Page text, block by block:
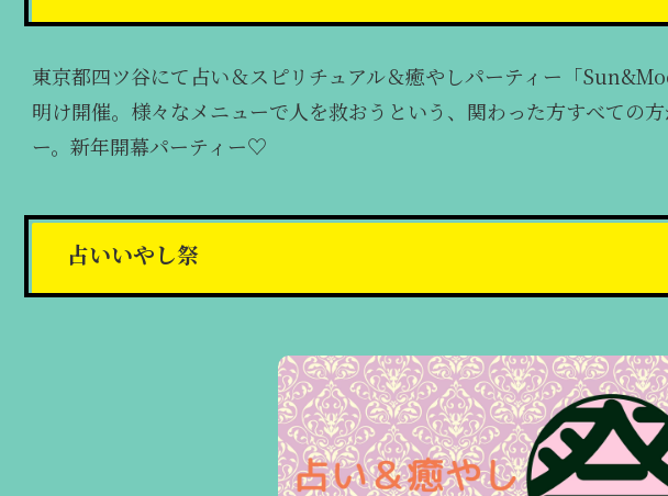
東京都四ツ谷にて占い＆スピリチュアル＆癒やしパーティー「
明け開催。様々なメニューで人を救おうという、関わった方すべての
ー。新年開幕パーティー♡
占いいやし祭